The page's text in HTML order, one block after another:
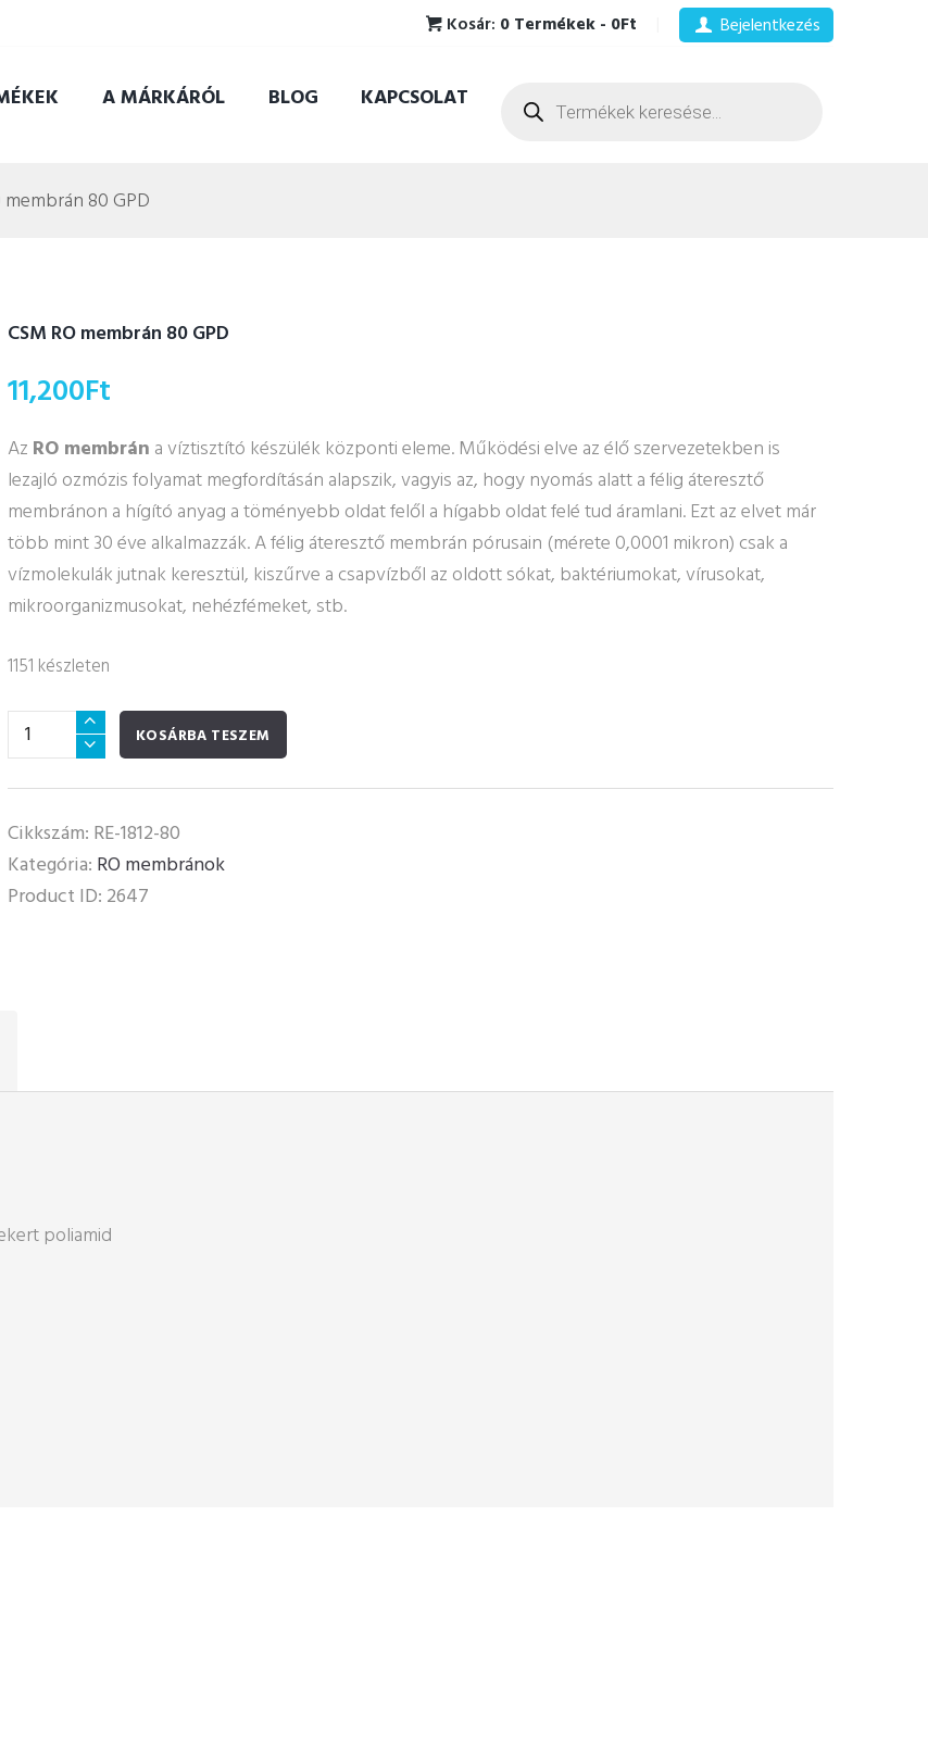
Kosár: 0 Termékek- 0Ft Bejelentkezés
A MÁRKÁRÓL BLOG KAPCSOLAT search
membrán 80 GPD
CSM RO membrán 80 GPD
11,200Ft
Az RO membrán a víztisztító készülék központi eleme. Működési elve az élő szervezetekben is
lezajló ozmózis folyamat megfordításán alapszik, vagyis az, hogy nyomás alatt a félig áteresztő
membránon a hígító anyag a töményebb oldat felől a hígabb oldat felé tud áramlani. Ezt az elvet már
több mint 30 éve alkalmazzák. A félig áteresztő membrán pórusain (mérete 0,0001 mikron) csak a
vízmolekulák jutnak keresztül, kiszűrve a csapvízből az oldott sókat, baktériumokat, vírusokat,
mikroorganizmusokat, nehézfémeket, stb.
1151 készleten
CSM
RO
membrán
80
GPD
mennyiség
KOSÁRBA TESZEM
Cikkszám: RE-1812-80
Kategória: RO membránok
Product ID: 2647
poliamid